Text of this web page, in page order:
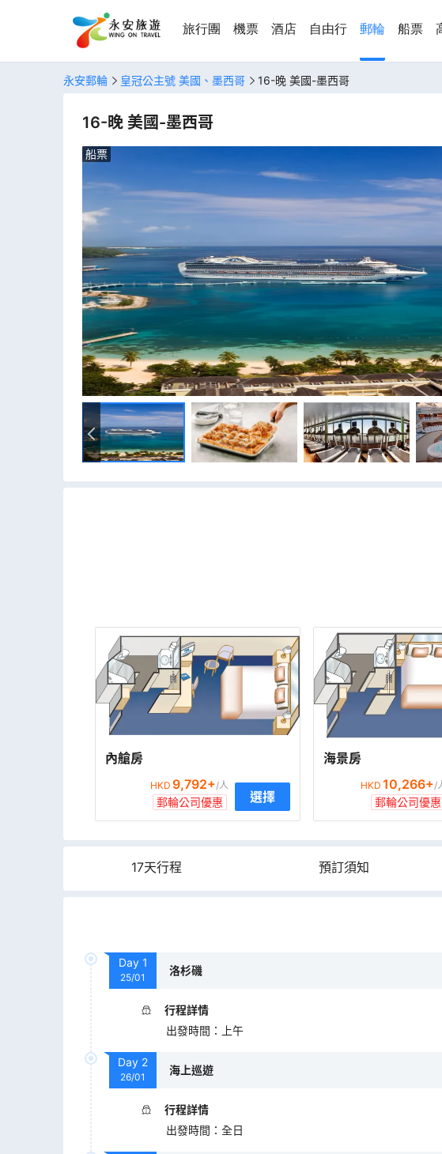
旅行團 機票 酒店 自由行 郵輪 船票
永安郵輪 皇冠公主號 美國、墨西哥 16-晚 美國-墨西哥
16-晚 美國-墨西哥
船票
內艙房
HKD 9,792+/人
郵輪公司優惠 選擇
海景房
HKD 10,266+/
郵輪公司優惠
17天行程 預訂須知
Day 1
25/01
洛杉磯
行程詳情
出發時間 ： 上午
Day 2
26/01
海上巡遊
行程詳情
出發時間 ： 全日